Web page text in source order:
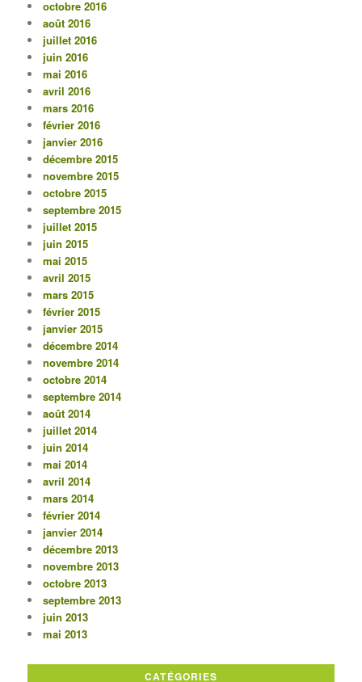
octobre 2016
août 2016
juillet 2016
juin 2016
mai 2016
avril 2016
mars 2016
février 2016
janvier 2016
décembre 2015
novembre 2015
octobre 2015
septembre 2015
juillet 2015
juin 2015
mai 2015
avril 2015
mars 2015
février 2015
janvier 2015
décembre 2014
novembre 2014
octobre 2014
septembre 2014
août 2014
juillet 2014
juin 2014
mai 2014
avril 2014
mars 2014
février 2014
janvier 2014
décembre 2013
novembre 2013
octobre 2013
septembre 2013
juin 2013
mai 2013
CATÉGORIES